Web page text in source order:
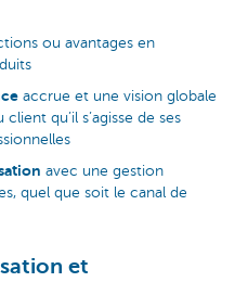
ou avantages en
accrue et une vision globale
qu’il s’agisse de ses
avec une gestion
quel que soit le canal de
et